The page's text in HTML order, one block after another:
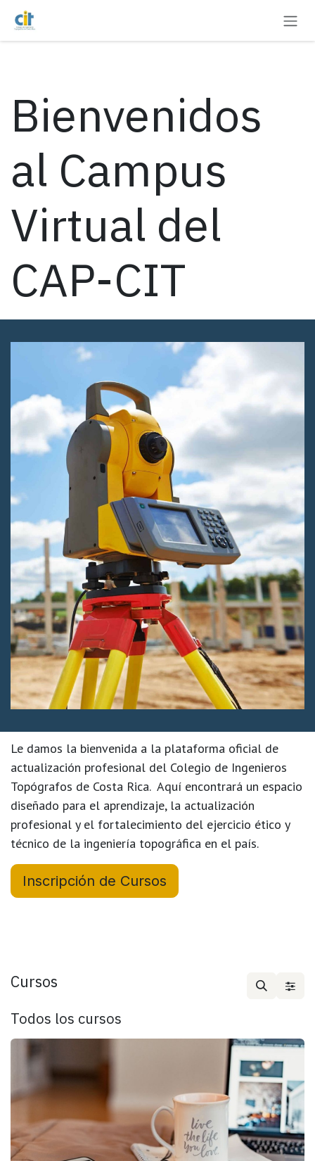
Ir al contenido
Bienvenidos
al Campus
Virtual del
CAP-CIT
Le damos la bienvenida a la plataforma oficial de
actualización profesional del Colegio de Ingenieros
Topógrafos de Costa Rica. Aquí encontrará un espacio
diseñado para el aprendizaje, la actualización
profesional y el fortalecimiento del ejercicio ético y
técnico de la ingeniería topográfica en el país.
Inscripción de Cursos
Cursos
Todos los cursos